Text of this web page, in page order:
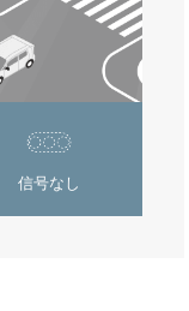
信号なし